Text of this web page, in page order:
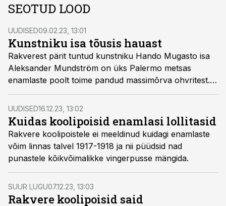
SEOTUD LOOD
UUDISED09.02.23, 13:01
Kunstniku isa tõusis hauast
Rakverest pärit tuntud kunstniku Hando Mugasto isa
Aleksander Mundström on üks Palermo metsas
enamlaste poolt toime pandud massimõrva ohvritest.
Aga tema lugu on eriti kummaline, nimelt tõusis maha
lastud mees hauast ja kõndis koju, et mõned nädalad
hiljem siiski surra.
UUDISED16.12.23, 13:02
Kuidas koolipoisid enamlasi lollitasid
Rakvere koolipoistele ei meeldinud kuidagi enamlaste
võim linnas talvel 1917-1918 ja nii püüdsid nad
punastele kõikvõimalikke vingerpusse mängida.
SUUR LUGU07.12.23, 13:03
Rakvere koolipoisid said